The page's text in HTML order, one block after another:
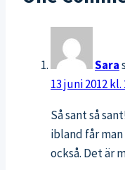
Sara
13 juni 2012 kl.
Så sant så
ibland får
också. Det är